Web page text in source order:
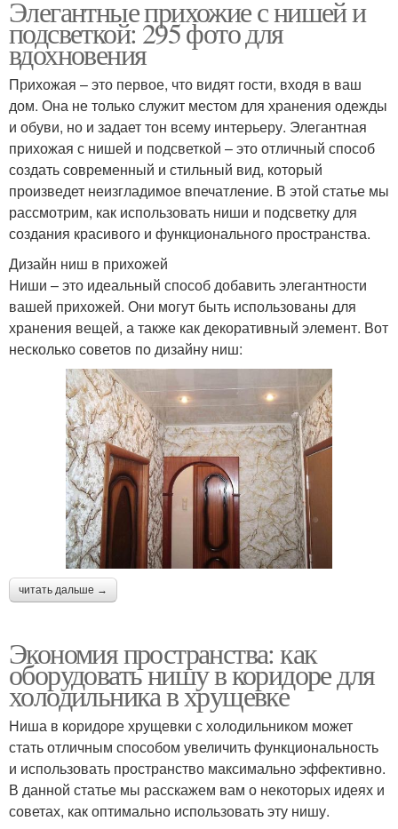
Элегантные прихожие с нишей и
подсветкой: 295 фото для
вдохновения
Прихожая – это первое, что видят гости, входя в ваш
дом. Она не только служит местом для хранения одежды
и обуви, но и задает тон всему интерьеру. Элегантная
прихожая с нишей и подсветкой – это отличный способ
создать современный и стильный вид, который
произведет неизгладимое впечатление. В этой статье мы
рассмотрим, как использовать ниши и подсветку для
создания красивого и функционального пространства.
Дизайн ниш в прихожей
Ниши – это идеальный способ добавить элегантности
вашей прихожей. Они могут быть использованы для
хранения вещей, а также как декоративный элемент. Вот
несколько советов по дизайну ниш:
читать дальше →
Экономия пространства: как
оборудовать нишу в коридоре для
холодильника в хрущевке
Ниша в коридоре хрущевки с холодильником может
стать отличным способом увеличить функциональность
и использовать пространство максимально эффективно.
В данной статье мы расскажем вам о некоторых идеях и
советах, как оптимально использовать эту нишу.